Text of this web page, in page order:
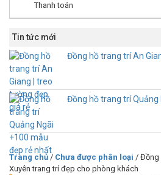
Thanh toán
Tin tức mới
Đồng hồ trang trí An
Đồng hồ trang trí Quảng
Trang chủ / Chưa được phân loại / Đồng
Xuyên trang trí đẹp cho phòng khách